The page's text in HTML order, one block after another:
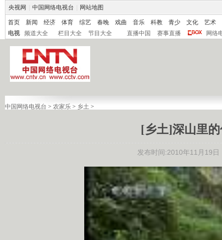
央视网 中国网络电视台 网站地图
首页 新闻 经济 体育 综艺 春晚 戏曲 音乐 科教 青少 文化
艺术
电视
频道大全 栏目大全 节目大全 直播中国 赛事直播 网络
中国网络电视台 > 农家乐 > 乡土 >
[乡土]深山里的
发布时间:2010年11月19